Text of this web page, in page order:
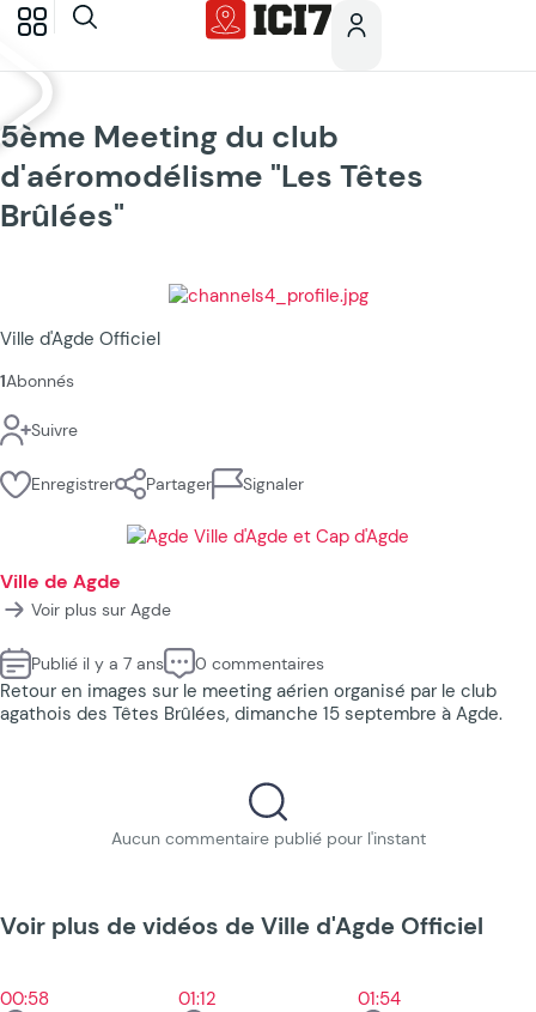
5ème Meeting du club
d'aéromodélisme "Les Têtes
Brûlées"
Ville d'Agde Officiel
1Abonnés
Suivre
Enregistrer Partager Signaler
Ville de Agde
Voir plus sur Agde
Publié il y a 7 ans 0 commentaires
Retour en images sur le meeting aérien organisé par le club
agathois des Têtes Brûlées, dimanche 15 septembre à Agde.
Aucun commentaire publié pour l'instant
Voir plus de vidéos de Ville d'Agde Officiel
00:58 01:12 01:54